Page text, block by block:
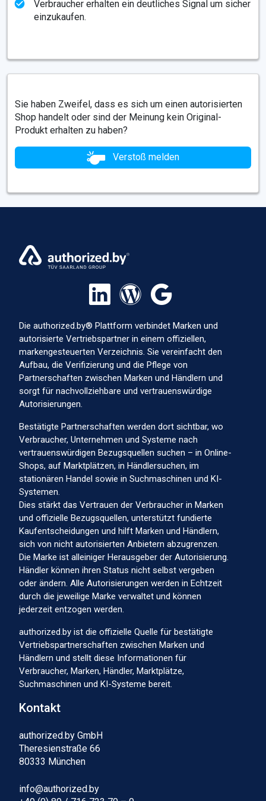
Verbraucher erhalten ein deutliches Signal um sicher
einzukaufen.
Sie haben Zweifel, dass es sich um einen autorisierten
Shop handelt oder sind der Meinung kein Original-
Produkt erhalten zu haben?
Verstoß melden
Die authorized.by® Plattform verbindet Marken und
autorisierte Vertriebspartner in einem offiziellen,
markengesteuerten Verzeichnis. Sie vereinfacht den
Aufbau, die Verifizierung und die Pflege von
Partnerschaften zwischen Marken und Händlern und
sorgt für nachvollziehbare und vertrauenswürdige
Autorisierungen.
Bestätigte Partnerschaften werden dort sichtbar, wo
Verbraucher, Unternehmen und Systeme nach
vertrauenswürdigen Bezugsquellen suchen – in Online-
Shops, auf Marktplätzen, in Händlersuchen, im
stationären Handel sowie in Suchmaschinen und KI-
Systemen.
Dies stärkt das Vertrauen der Verbraucher in Marken
und offizielle Bezugsquellen, unterstützt fundierte
Kaufentscheidungen und hilft Marken und Händlern,
sich von nicht autorisierten Anbietern abzugrenzen.
Die Marke ist alleiniger Herausgeber der Autorisierung.
Händler können ihren Status nicht selbst vergeben
oder ändern. Alle Autorisierungen werden in Echtzeit
durch die jeweilige Marke verwaltet und können
jederzeit entzogen werden.
authorized.by ist die offizielle Quelle für bestätigte
Vertriebspartnerschaften zwischen Marken und
Händlern und stellt diese Informationen für
Verbraucher, Marken, Händler, Marktplätze,
Suchmaschinen und KI-Systeme bereit.
Kontakt
authorized.by GmbH
Theresienstraße 66
80333 München
info@authorized.by